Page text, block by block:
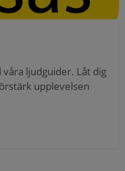
våra ljudguider. Låt dig
upplevelsen